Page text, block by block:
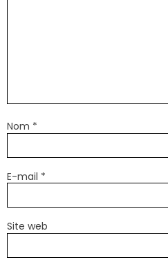
Nom *
E-mail *
Site web